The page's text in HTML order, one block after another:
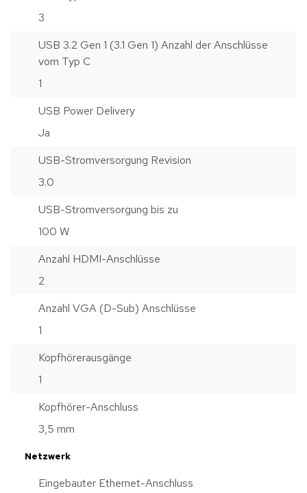
3
USB 3.2 Gen 1 (3.1 Gen 1) Anzahl der Anschlüsse
vom Typ C
1
USB Power Delivery
Ja
USB-Stromversorgung Revision
3.0
USB-Stromversorgung bis zu
100 W
Anzahl HDMI-Anschlüsse
2
Anzahl VGA (D-Sub) Anschlüsse
1
Kopfhörerausgänge
1
Kopfhörer-Anschluss
3,5 mm
Netzwerk
Eingebauter Ethernet-Anschluss